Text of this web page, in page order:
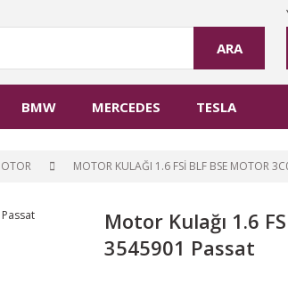
ARA
BMW MERCEDES TESLA
MOTOR KULAĞI 1.6 FSİ BLF BSE MOTOR
Motor Kulağı 1.6
3545901 Passat